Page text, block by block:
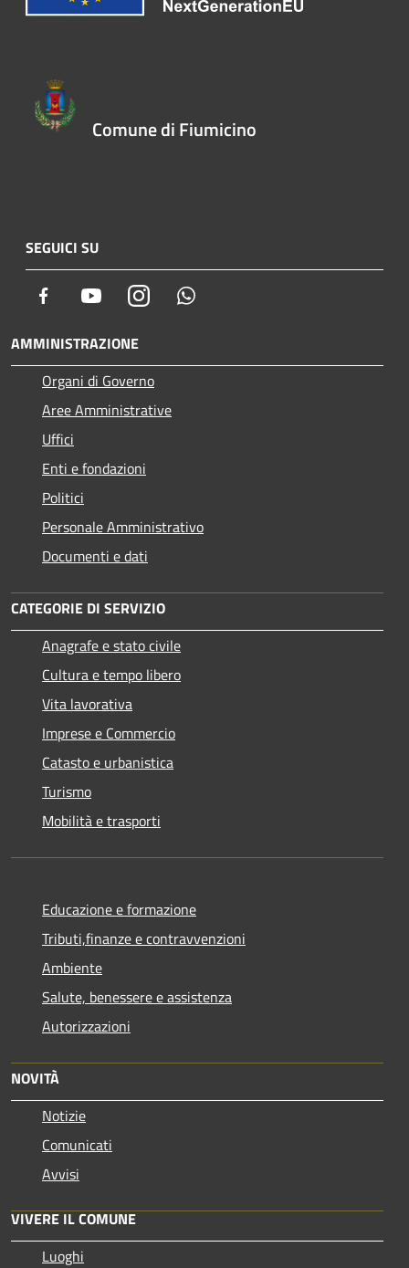
Comune di Fiumicino
SEGUICI SU
Facebook YoutubeInstagram
AMMINISTRAZIONE
Organi di Governo
Aree Amministrative
Uffici
Enti e fondazioni
Politici
Personale Amministrativo
Documenti e dati
CATEGORIE DI SERVIZIO
Anagrafe e stato civile
Cultura e tempo libero
Vita lavorativa
Imprese e Commercio
Catasto e urbanistica
Turismo
Mobilità e trasporti
Educazione e formazione
Tributi,finanze e contravvenzioni
Ambiente
Salute, benessere e assistenza
Autorizzazioni
NOVITÀ
Notizie
Comunicati
Avvisi
VIVERE IL COMUNE
Luoghi